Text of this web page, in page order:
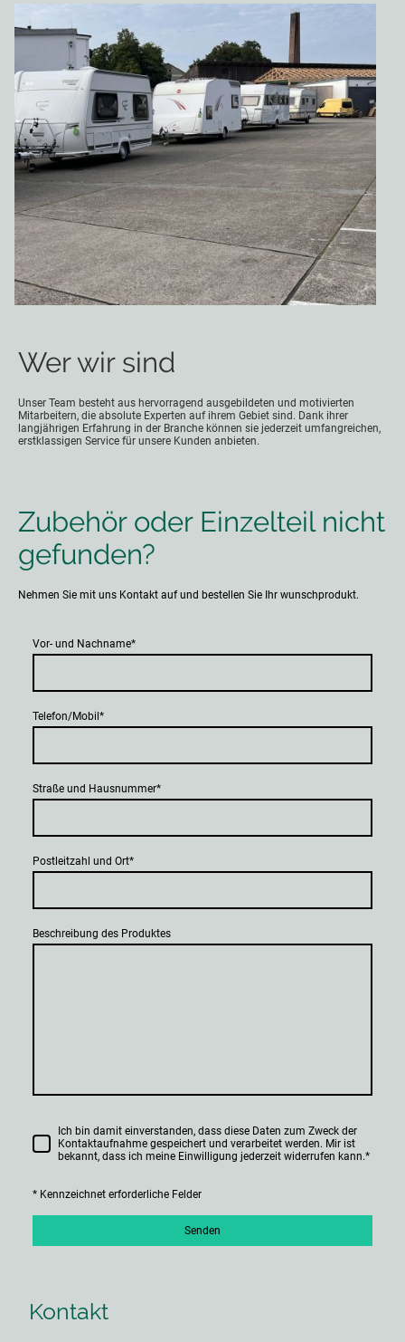
Wer wir sind
Unser Team besteht aus hervorragend ausgebildeten und motivierten
Mitarbeitern, die absolute Experten auf ihrem Gebiet sind. Dank ihrer
langjährigen Erfahrung in der Branche können sie jederzeit umfangreichen,
erstklassigen Service für unsere Kunden anbieten.
Zubehör oder Einzelteil nicht
gefunden?
Nehmen Sie mit uns Kontakt auf und bestellen Sie Ihr wunschprodukt.
Vor- und Nachname*
Telefon/Mobil*
Straße und Hausnummer*
Postleitzahl und Ort*
Beschreibung des Produktes
Ich bin damit einverstanden, dass diese Daten zum Zweck der
Kontaktaufnahme gespeichert und verarbeitet werden. Mir ist
bekannt, dass ich meine Einwilligung jederzeit widerrufen kann.*
* Kennzeichnet erforderliche Felder
Senden
Kontakt